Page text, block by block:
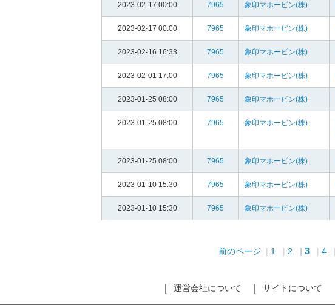
2023-02-17 00:00 7965 象印マホービン(株)
2023-02-17 00:00 7965 象印マホービン(株)
2023-02-16 16:33 7965 象印マホービン(株)
2023-02-01 17:00 7965 象印マホービン(株)
2023-01-25 08:00 7965 象印マホービン(株)
2023-01-25 08:00 7965 象印マホービン(株)
2023-01-25 08:00 7965 象印マホービン(株)
2023-01-10 15:30 7965 象印マホービン(株)
2023-01-10 15:30 7965 象印マホービン(株)
前のページ 1 2 3 4
運営会社について サイトについて